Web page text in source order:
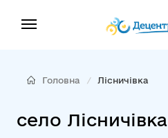
Головна Лісничівка
село Лісничівка